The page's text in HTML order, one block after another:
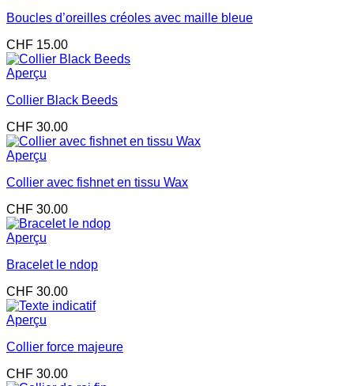
Boucles d’oreilles créoles avec maille bleue
CHF 15.00
Aperçu
Collier Black Beeds
CHF 30.00
Aperçu
Collier avec fishnet en tissu Wax
CHF 30.00
Aperçu
Bracelet le ndop
CHF 30.00
Aperçu
Collier force majeure
CHF 30.00